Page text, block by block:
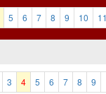
5 6 7 8 9 10
3 4 5 6 7 8 9